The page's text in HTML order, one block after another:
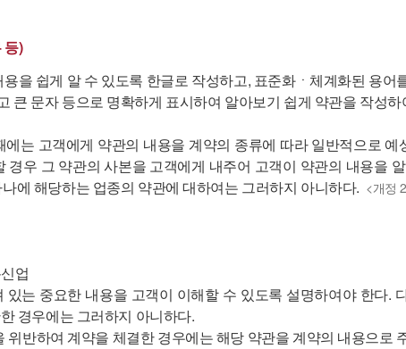
등)
을 쉽게 알 수 있도록 한글로 작성하고, 표준화ㆍ체계화된 용어
큰 문자 등으로 명확하게 표시하여 알아보기 쉽게 약관을 작성하
는 고객에게 약관의 내용을 계약의 종류에 따라 일반적으로 예
경우 그 약관의 사본을 고객에게 내주어 고객이 약관의 내용을
에 해당하는 업종의 약관에 대하여는 그러하지 아니하다. <개정
업
는 중요한 내용을 고객이 이해할 수 있도록 설명하여야 한다.
경우에는 그러하지 아니하다.
반하여 계약을 체결한 경우에는 해당 약관을 계약의 내용으로